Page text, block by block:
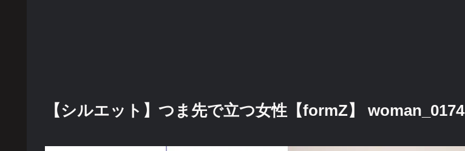
【シルエット】つま先で立つ女性【formZ】 woman_0174